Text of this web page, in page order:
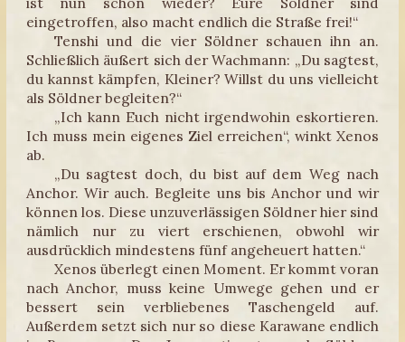
eingetroffen, also macht endlich die Straße frei!“
Tenshi und die vier Söldner schauen ihn an.
Schließlich äußert sich der Wachmann: „Du sagtest,
du kannst kämpfen, Kleiner? Willst du uns vielleicht
als Söldner begleiten?“
„Ich kann Euch nicht irgendwohin eskortieren.
Ich muss mein eigenes Ziel erreichen“, winkt Xenos
ab.
„Du sagtest doch, du bist auf dem Weg nach
Anchor. Wir auch. Begleite uns bis Anchor und wir
können los. Diese unzuverlässigen Söldner hier sind
nämlich nur zu viert erschienen, obwohl wir
ausdrücklich mindestens fünf angeheuert hatten.“
Xenos überlegt einen Moment. Er kommt voran
nach Anchor, muss keine Umwege gehen und er
bessert sein verbliebenes Taschengeld auf.
Außerdem setzt sich nur so diese Karawane endlich